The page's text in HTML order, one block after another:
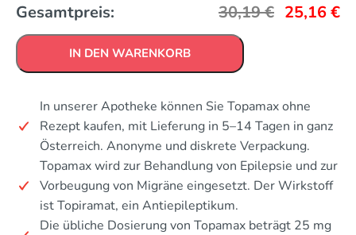
Gesamtpreis: 30,19€ 25,16€
IN DEN WARENKORB
In unserer Apotheke können Sie Topamax ohne
Rezept kaufen, mit Lieferung in 5–14 Tagen in ganz
Österreich. Anonyme und diskrete Verpackung.
Topamax wird zur Behandlung von Epilepsie und zur
Vorbeugung von Migräne eingesetzt. Der Wirkstoff
ist Topiramat, ein Antiepileptikum.
Die übliche Dosierung von Topamax beträgt 25 mg